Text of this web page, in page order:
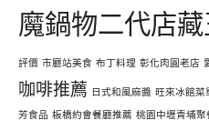
魔鍋物二代店藏
評價 市廳站美食 布丁料理 彰化肉圓老店
咖啡推薦 日式和風麻醬 旺來冰館菜
芳食品 板橋約會餐廳推薦 桃園中壢青埔聚